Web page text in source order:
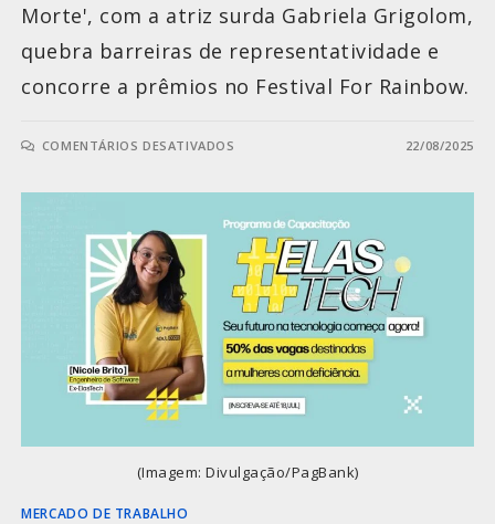
Morte', com a atriz surda Gabriela Grigolom,
quebra barreiras de representatividade e
concorre a prêmios no Festival For Rainbow.
COMENTÁRIOS DESATIVADOS 22/08/2025
(Imagem: Divulgação/PagBank)
MERCADO DE TRABALHO